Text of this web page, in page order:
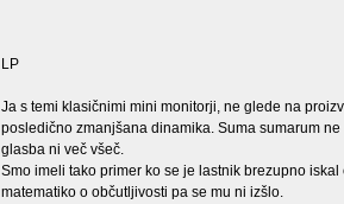
LP
Ja s temi klasičnimi mini monitorji, ne glede na
posledično zmanjšana dinamika. Suma sumarum
glasba ni več všeč.
Smo imeli tako primer ko se je lastnik brezupno
matematiko o občutljivosti pa se mu ni izšlo.